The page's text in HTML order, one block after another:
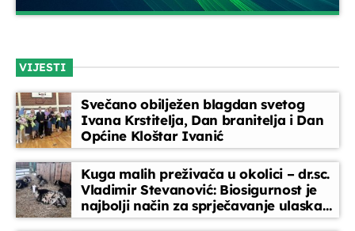
Blok dobre glazbe donosi lagane ritmove, domaće i strane
pjesme koje prate vaše svakodnevne trenutke
VIJESTI
Svečano obilježen blagdan svetog
Ivana Krstitelja, Dan branitelja i Dan
Općine Kloštar Ivanić
Kuga malih preživača u okolici – dr.sc.
Vladimir Stevanović: Biosigurnost je
najbolji način za sprječavanje ulaska
bolesti